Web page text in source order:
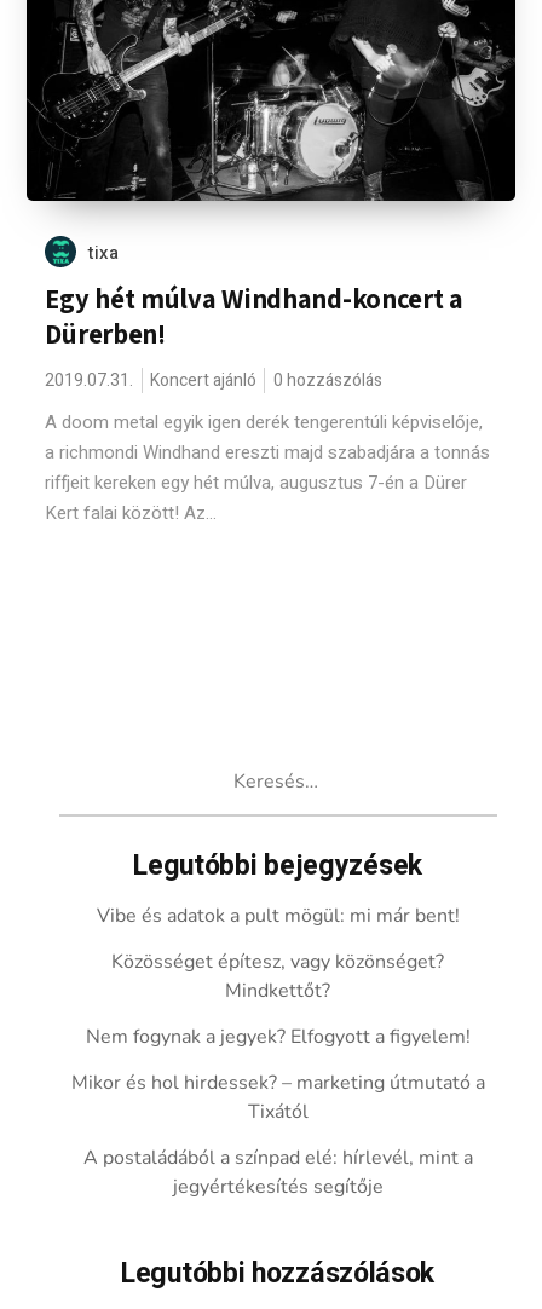
tixa
Egy hét múlva Windhand-koncert a
Dürerben!
2019.07.31. Koncert ajánló 0 hozzászólás
A doom metal egyik igen derék tengerentúli képviselője,
a richmondi Windhand ereszti majd szabadjára a tonnás
riffjeit kereken egy hét múlva, augusztus 7-én a Dürer
Kert falai között! Az...
Legutóbbi bejegyzések
Vibe és adatok a pult mögül: mi már bent!
Közösséget építesz, vagy közönséget?
Mindkettőt?
Nem fogynak a jegyek? Elfogyott a figyelem!
Mikor és hol hirdessek? – marketing útmutató a
Tixától
A postaládából a színpad elé: hírlevél, mint a
jegyértékesítés segítője
Legutóbbi hozzászólások